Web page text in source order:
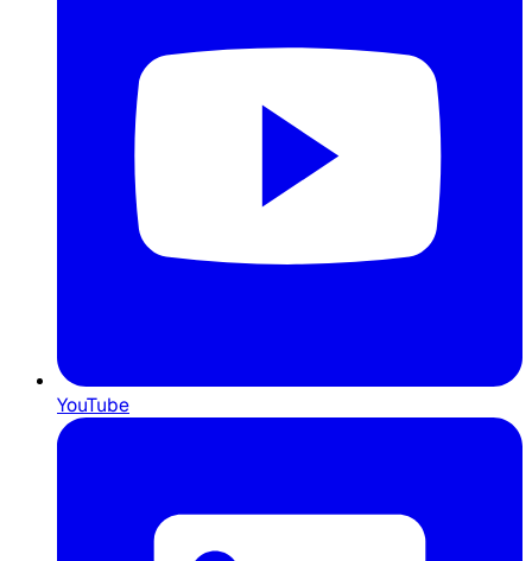
YouTube